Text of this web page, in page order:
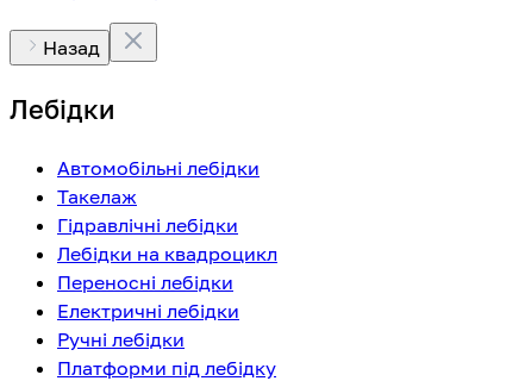
Назад
Лебідки
Автомобільні лебідки
Такелаж
Гідравлічні лебідки
Лебідки на квадроцикл
Переносні лебідки
Електричні лебідки
Ручні лебідки
Платформи під лебідку